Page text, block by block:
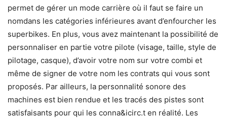
permet de gérer un mode carrière où il faut se faire un
nomdans les catégories inférieures avant d’enfourcher les
superbikes. En plus, vous avez maintenant la possibilité de
personnaliser en partie votre pilote (visage, taille, style de
pilotage, casque), d’avoir votre nom sur votre combi et
même de signer de votre nom les contrats qui vous sont
proposés. Par ailleurs, la personnalité sonore des
machines est bien rendue et les tracés des pistes sont
satisfaisants pour qui les conna&icirc.t en réalité. Les